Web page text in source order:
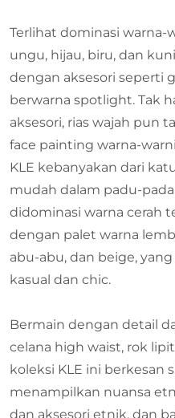
Terlihat dominasi warna-
ungu, hijau, biru, dan
dengan aksesori seperti
berwarna spotlight. Tak
aksesori, rias wajah pun
face painting warna-
KLE kebanyakan dari
mudah dalam padu-
didominasi warna cerah
dengan palet warna
abu-abu, dan beige,
kasual dan chic.
Bermain dengan detail
celana high waist, rok
koleksi KLE ini berkesan
menampilkan nuansa
dan aksesori etnik, dan